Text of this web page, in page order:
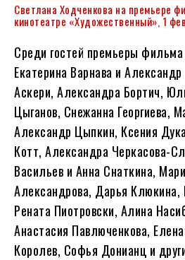
Светлана Ходченкова на премьере
кинотеатре «Художественный», 1
Среди гостей премьеры
Екатерина Варнава и
Аскери, Александра Бортич,
Цыганов, Снежанна Георгиева,
Александр Цыпкин, Ксения
Котт, Александра Черкасова-
Васильев и Анна Снаткина,
Александрова, Дарья
Рената Пиотровски, Алина
Анастасия Павлюченкова,
Королев, Софья Донианц и